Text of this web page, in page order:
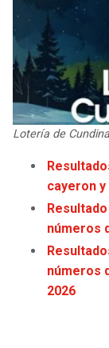
COLTS
JAGUARS
TITANS
COWBOYS
GIANTS
EAGLES
COMMANDERS
CARDINALS
MAGIC
WIZARDS
WARRIORS
CLIPPERS
LAKERS
SUNS
KINGS
MAVERICKS
Lotería de
cayeron y
números
números
2026